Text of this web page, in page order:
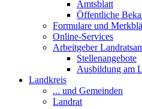
Amtsblatt
Öffentliche
Formulare und
Online-Services
Arbeitgeber
Stellenangebote
Ausbildung am
Landkreis
... und Gemeinden
Landrat